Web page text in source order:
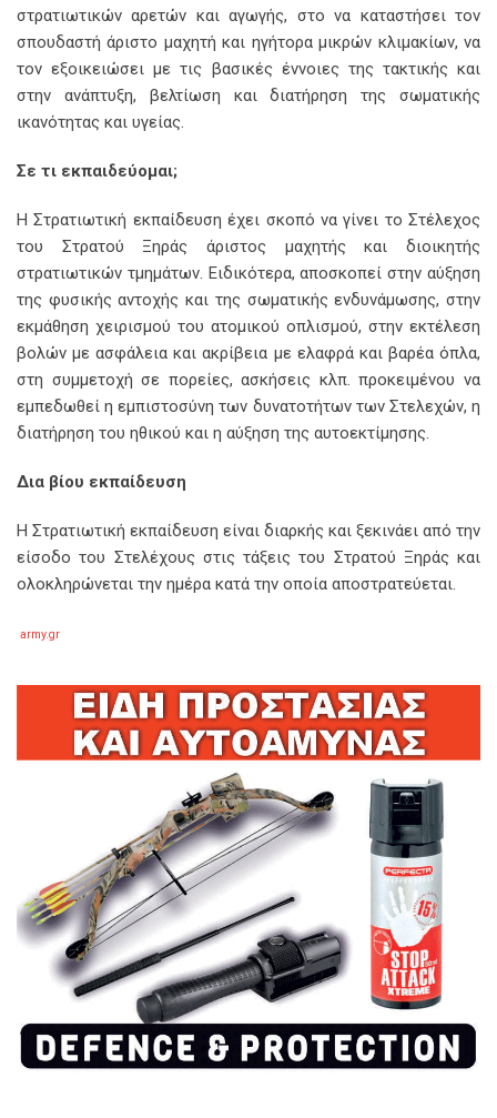
στρατιωτικών αρετών και αγωγής, στο να καταστήσει τον
σπουδαστή άριστο μαχητή και ηγήτορα μικρών κλιμακίων, να
τον εξοικειώσει με τις βασικές έννοιες της τακτικής και
στην ανάπτυξη, βελτίωση και διατήρηση της σωματικής
ικανότητας και υγείας.
Σε τι εκπαιδεύομαι;
Η Στρατιωτική εκπαίδευση έχει σκοπό να γίνει το Στέλεχος
του Στρατού Ξηράς άριστος μαχητής και διοικητής
στρατιωτικών τμημάτων. Ειδικότερα, αποσκοπεί στην αύξηση
της φυσικής αντοχής και της σωματικής ενδυνάμωσης, στην
εκμάθηση χειρισμού του ατομικού οπλισμού, στην εκτέλεση
βολών με ασφάλεια και ακρίβεια με ελαφρά και βαρέα όπλα,
στη συμμετοχή σε πορείες, ασκήσεις κλπ. προκειμένου να
εμπεδωθεί η εμπιστοσύνη των δυνατοτήτων των Στελεχών, η
διατήρηση του ηθικού και η αύξηση της αυτοεκτίμησης.
Δια βίου εκπαίδευση
Η Στρατιωτική εκπαίδευση είναι διαρκής και ξεκινάει από την
είσοδο του Στελέχους στις τάξεις του Στρατού Ξηράς και
ολοκληρώνεται την ημέρα κατά την οποία αποστρατεύεται.
army.gr